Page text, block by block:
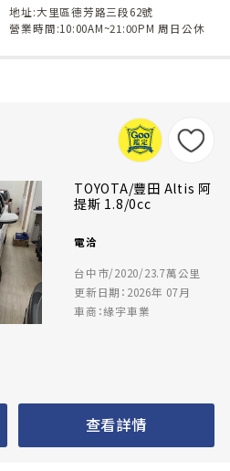
地址:大里區德芳路三段62號
營業時間:10:00AM~21:00PM 周日公休
TOYOTA/豐田 Altis 阿
提斯 1.8/0cc
電洽
台中市/2020/23.7萬公里
更新日期：2026年 07月
車商：緣宇車業
查看詳情